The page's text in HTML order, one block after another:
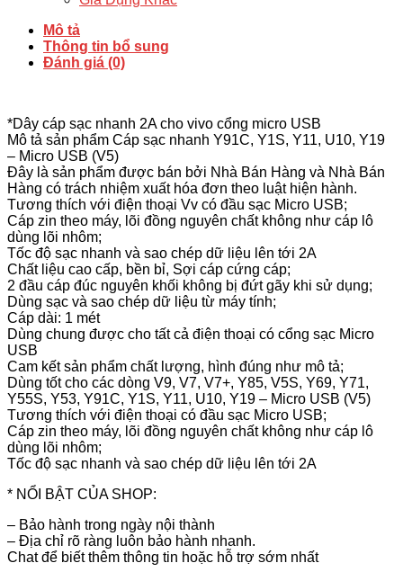
lượngMô tả
Thông tin bổ sung
Đánh giá (0)
*Dây cáp sạc nhanh 2A cho vivo cổng micro USB
Mô tả sản phẩm Cáp sạc nhanh Y91C, Y1S, Y11, U10, Y19
– Micro USB (V5)
Đây là sản phẩm được bán bởi Nhà Bán Hàng và Nhà Bán
Hàng có trách nhiệm xuất hóa đơn theo luật hiện hành.
Tương thích với điện thoại Vv có đầu sạc Micro USB;
Cáp zin theo máy, lõi đồng nguyên chất không như cáp lô
dùng lõi nhôm;
Tốc độ sạc nhanh và sao chép dữ liệu lên tới 2A
Chất liệu cao cấp, bền bỉ, Sợi cáp cứng cáp;
2 đầu cáp đúc nguyên khối không bị đứt gãy khi sử dụng;
Dùng sạc và sao chép dữ liệu từ máy tính;
Cáp dài: 1 mét
Dùng chung được cho tất cả điện thoại có cổng sạc Micro
USB
Cam kết sản phẩm chất lượng, hình đúng như mô tả;
Dùng tốt cho các dòng V9, V7, V7+, Y85, V5S, Y69, Y71,
Y55S, Y53, Y91C, Y1S, Y11, U10, Y19 – Micro USB (V5)
Tương thích với điện thoại có đầu sạc Micro USB;
Cáp zin theo máy, lõi đồng nguyên chất không như cáp lô
dùng lõi nhôm;
Tốc độ sạc nhanh và sao chép dữ liệu lên tới 2A
* NỔI BẬT CỦA SHOP:
– Bảo hành trong ngày nội thành
– Địa chỉ rõ ràng luôn bảo hành nhanh.
Chat để biết thêm thông tin hoặc hỗ trợ sớm nhất